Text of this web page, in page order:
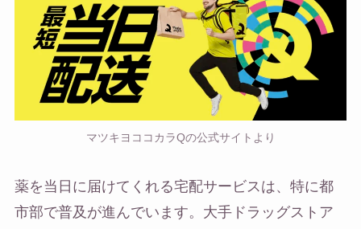
マツキヨココカラQの公式サイトより
薬を当日に届けてくれる宅配サービスは、特に都
市部で普及が進んでいます。大手ドラッグストア